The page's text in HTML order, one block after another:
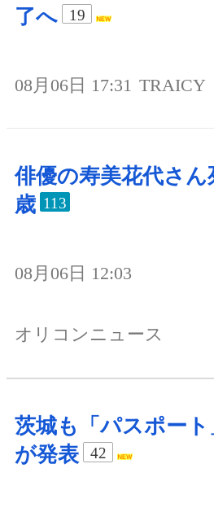
了へ
19
08月06日 17:31 TRAICY
俳優の寿美花代さん
歳 113
08月06日 12:03
オリコンニュース
茨城も「パスポート
が発表
42